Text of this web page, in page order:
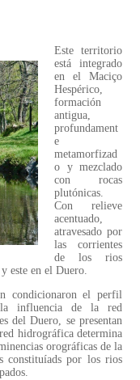
Este territorio
está integrado
en el Maciço
Hespérico,
formación
antigua,
profundament
e
metamorfizad
o y mezclado
con rocas
plutónicas.
Con relieve
acentuado,
atravesado por
las corrientes
de los rios
este en el Duero.
condicionaron el perfil
la influencia de la red
del Duero, se presentan
hidrográfica determina
orográficas de la
constituíads por los rios